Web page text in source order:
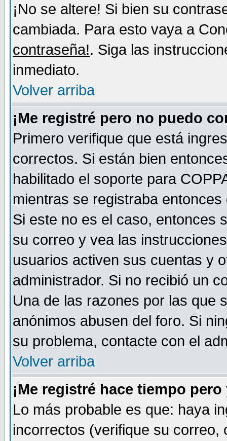
¡No se altere! Si bien su
cambiada. Para esto vaya a
contraseña!. Siga las
inmediato.
Volver arriba
¡Me registré pero no puedo
Primero verifique que está
correctos. Si están bien
habilitado el soporte para
mientras se registraba
Si este no es el caso, entonces
su correo y vea las
usuarios activen sus cuentas y
administrador. Si no recibió un
Una de las razones por las que
anónimos abusen del foro. Si
su problema, contacte con el
Volver arriba
¡Me registré hace tiempo
Lo más probable es que: haya
incorrectos (verifique su